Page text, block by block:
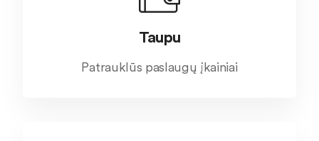
Taupu
Patrauklūs paslaugų įkainiai